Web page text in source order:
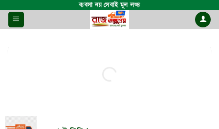
content
ব্যবসা নয় সেবাই মূল লক্ষ্য